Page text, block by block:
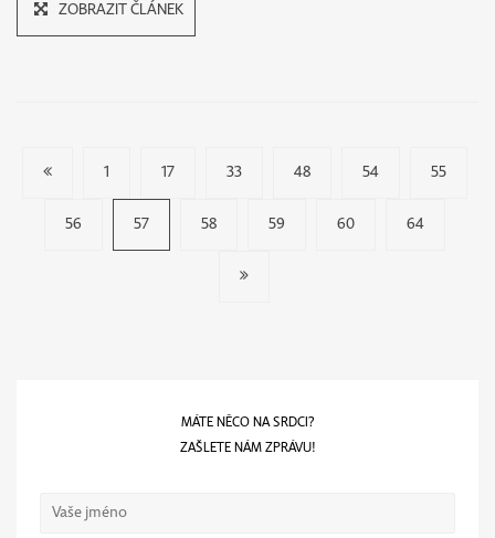
ŘÍZENÍ
ZOBRAZIT ČLÁNEK
1 17 33 48 54 55
56 57 58 59 60 64
MÁTE NĚCO NA SRDCI?
ZAŠLETE NÁM ZPRÁVU!